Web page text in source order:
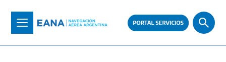
contenido
Toggle
navigation